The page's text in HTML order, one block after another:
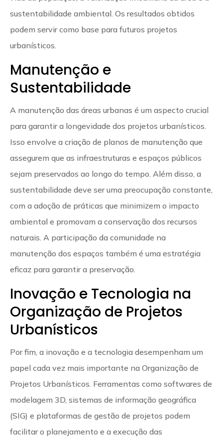
sustentabilidade ambiental. Os resultados obtidos
podem servir como base para futuros projetos
urbanísticos.
Manutenção e
Sustentabilidade
A manutenção das áreas urbanas é um aspecto crucial
para garantir a longevidade dos projetos urbanísticos.
Isso envolve a criação de planos de manutenção que
assegurem que as infraestruturas e espaços públicos
sejam preservados ao longo do tempo. Além disso, a
sustentabilidade deve ser uma preocupação constante,
com a adoção de práticas que minimizem o impacto
ambiental e promovam a conservação dos recursos
naturais. A participação da comunidade na
manutenção dos espaços também é uma estratégia
eficaz para garantir a preservação.
Inovação e Tecnologia na
Organização de Projetos
Urbanísticos
Por fim, a inovação e a tecnologia desempenham um
papel cada vez mais importante na Organização de
Projetos Urbanísticos. Ferramentas como softwares de
modelagem 3D, sistemas de informação geográfica
(SIG) e plataformas de gestão de projetos podem
facilitar o planejamento e a execução das